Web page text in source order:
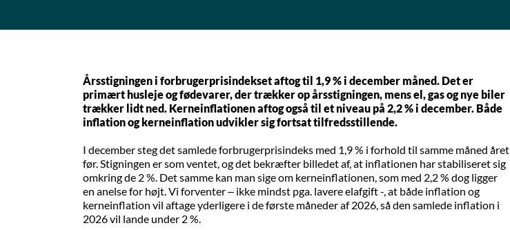
Årsstigningen i forbrugerprisindekset aftog til 1,9 % i december måned. Det er
primært husleje og fødevarer, der trækker op årsstigningen, mens el, gas og nye biler
trækker lidt ned. Kerneinflationen aftog også til et niveau på 2,2 % i december. Både
inflation og kerneinflation udvikler sig fortsat tilfredsstillende.
I december steg det samlede forbrugerprisindeks med 1,9 % i forhold til samme måned året
før. Stigningen er som ventet, og det bekræfter billedet af, at inflationen har stabiliseret sig
omkring de 2 %. Det samme kan man sige om kerneinflationen, som med 2,2 % dog ligger
en anelse for højt. Vi forventer – ikke mindst pga. lavere elafgift -, at både inflation og
kerneinflation vil aftage yderligere i de første måneder af 2026, så den samlede inflation i
2026 vil lande under 2 %.